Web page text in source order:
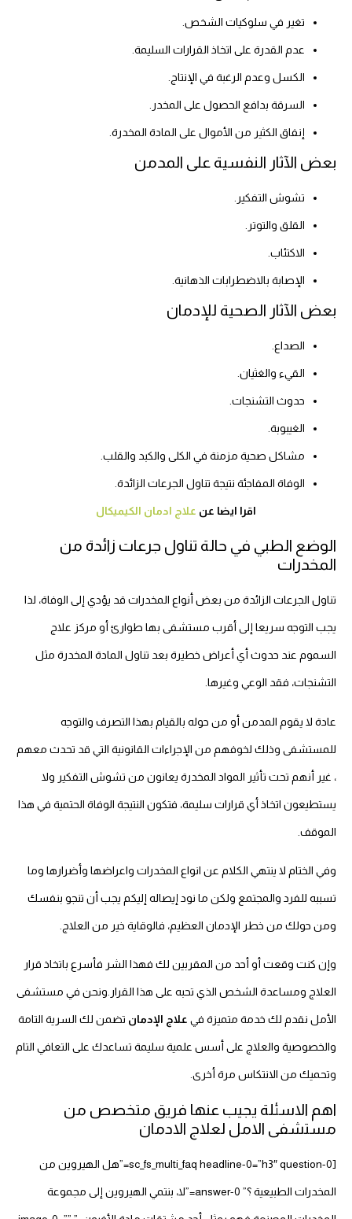
تغير في سلوكيات الشخص.
عدم القدرة على اتخاذ القرارات السليمة.
الكسل وعدم الرغبة في الإنتاج.
السرقة بدافع الحصول على المخدر.
إنفاق الكثير من الأموال على المادة المخدرة.
بعض الآثار النفسية على المدمن
تشوش التفكير.
القلق والتوتر.
الاكتئاب.
الإصابة بالاضطرابات الذهانية.
بعض الآثار الصحية للإدمان
الصداع.
القيء والغثيان.
حدوث التشنجات.
الغيبوبة.
مشاكل صحية مزمنة في الكلى والكبد والقلب.
الوفاة المفاجئة نتيجة تناول الجرعات الزائدة.
اقرا ايضا عن علاج ادمان الكيميكال
الوضع الطبي في حالة تناول جرعات زائدة من
المخدرات
تناول الجرعات الزائدة من بعض أنواع المخدرات قد يؤدي إلى الوفاة، لذا
يجب التوجه سريعا إلى أقرب مستشفى بها طوارئ أو مركز علاج
السموم عند حدوث أي أعراض خطيرة بعد تناول المادة المخدرة مثل
التشنجات، فقد الوعي وغيرها.
عادة لا يقوم المدمن أو من حوله بالقيام بهذا التصرف والتوجه
للمستشفى وذلك لخوفهم من الإجراءات القانونية التي قد تحدث معهم
، غير أنهم تحت تأثير المواد المخدرة يعانون من تشوش التفكير ولا
يستطيعون اتخاذ أي قرارات سليمة، فتكون النتيجة الوفاة الحتمية في هذا
الموقف.
وفي الختام لا ينتهي الكلام عن انواع المخدرات واعراضها وأضرارها وما
تسببه للفرد والمجتمع ولكن ما نود إيصاله إليكم يجب أن تنجو بنفسك
ومن حولك من خطر الإدمان العظيم، فالوقاية خير من العلاج.
وإن كنت وقعت أو أحد من المقربين لك فهذا الشر فأسرع باتخاذ قرار
العلاج ومساعدة الشخص الذي تحبه على هذا القرار.ونحن في مستشفى
الأمل نقدم لك خدمة متميزة في علاج الإدمان تضمن لك السرية التامة
والخصوصية والعلاج على أسس علمية سليمة تساعدك على التعافي التام
وتحميك من الانتكاس مرة أخرى.
اهم الاسئلة يجيب عنها فريق متخصص من
مستشفى الامل لعلاج الادمان
[sc_fs_multi_faq headline-0=”h3″ question-0=”هل الهيروين من
المخدرات الطبيعية ؟” answer-0=”لا، بنتمي الهيروين إلى مجموعة